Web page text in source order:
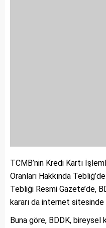
TCMB’nin Kredi Kartı
Oranları Hakkında
Tebliği Resmi Gazete’de,
kararı da internet sitesinde
Buna göre, BDDK, bireysel